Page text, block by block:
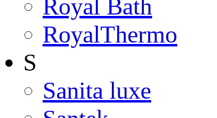
Royal Bath
RoyalThermo
S
Sanita luxe